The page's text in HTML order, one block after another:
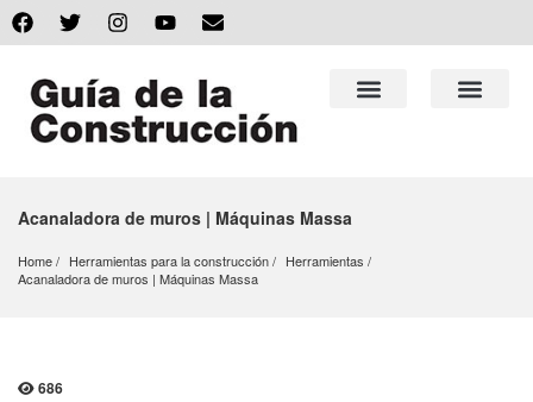
Acanaladora de muros | Máquinas Massa
Home Herramientas para la construcción
Herramientas
Acanaladora de muros | Máquinas Massa
686